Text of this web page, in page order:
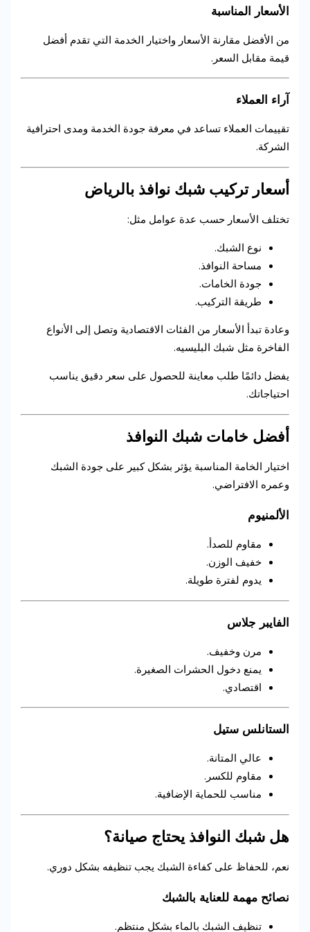
الأسعار المناسبة
من الأفضل مقارنة الأسعار واختيار الخدمة التي تقدم أفضل
قيمة مقابل السعر.
آراء العملاء
تقييمات العملاء تساعد في معرفة جودة الخدمة ومدى احترافية
الشركة.
أسعار تركيب شبك نوافذ بالرياض
تختلف الأسعار حسب عدة عوامل مثل:
نوع الشبك.
مساحة النوافذ.
جودة الخامات.
طريقة التركيب.
وعادة تبدأ الأسعار من الفئات الاقتصادية وتصل إلى الأنواع
الفاخرة مثل شبك البليسيه.
يفضل دائمًا طلب معاينة للحصول على سعر دقيق يناسب
احتياجاتك.
أفضل خامات شبك النوافذ
اختيار الخامة المناسبة يؤثر بشكل كبير على جودة الشبك
وعمره الافتراضي.
الألمنيوم
مقاوم للصدأ.
خفيف الوزن.
يدوم لفترة طويلة.
الفايبر جلاس
مرن وخفيف.
يمنع دخول الحشرات الصغيرة.
اقتصادي.
الستانلس ستيل
عالي المتانة.
مقاوم للكسر.
مناسب للحماية الإضافية.
هل شبك النوافذ يحتاج صيانة؟
نعم، للحفاظ على كفاءة الشبك يجب تنظيفه بشكل دوري.
نصائح مهمة للعناية بالشبك
تنظيف الشبك بالماء بشكل منتظم.